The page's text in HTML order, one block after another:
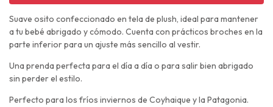
Suave osito confeccionado en tela de plush, ideal para mantener
a tu bebé abrigado y cómodo. Cuenta con prácticos broches en la
parte inferior para un ajuste más sencillo al vestir.
Una prenda perfecta para el día a día o para salir bien abrigado
sin perder el estilo.
Perfecto para los fríos inviernos de Coyhaique y la Patagonia.